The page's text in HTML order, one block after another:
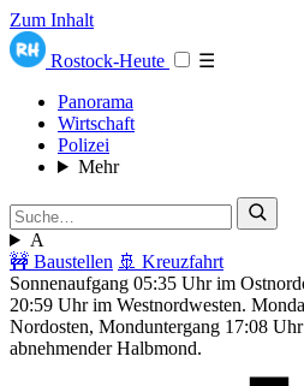
Zum Inhalt
Rostock-Heute
☰
Panorama
Wirtschaft
Polizei
Mehr
A
🚧 Baustellen 🚢 Kreuzfahrt
Sonnenaufgang 05:35 Uhr im
20:59 Uhr im Westnordwesten.
Nordosten, Monduntergang 17:08
abnehmender Halbmond.